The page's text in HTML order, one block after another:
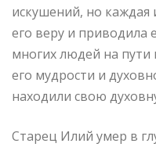
искушений, но каждая
его веру и приводила
многих людей на пути
его мудрости и
находили свою
Старец Илий умер в